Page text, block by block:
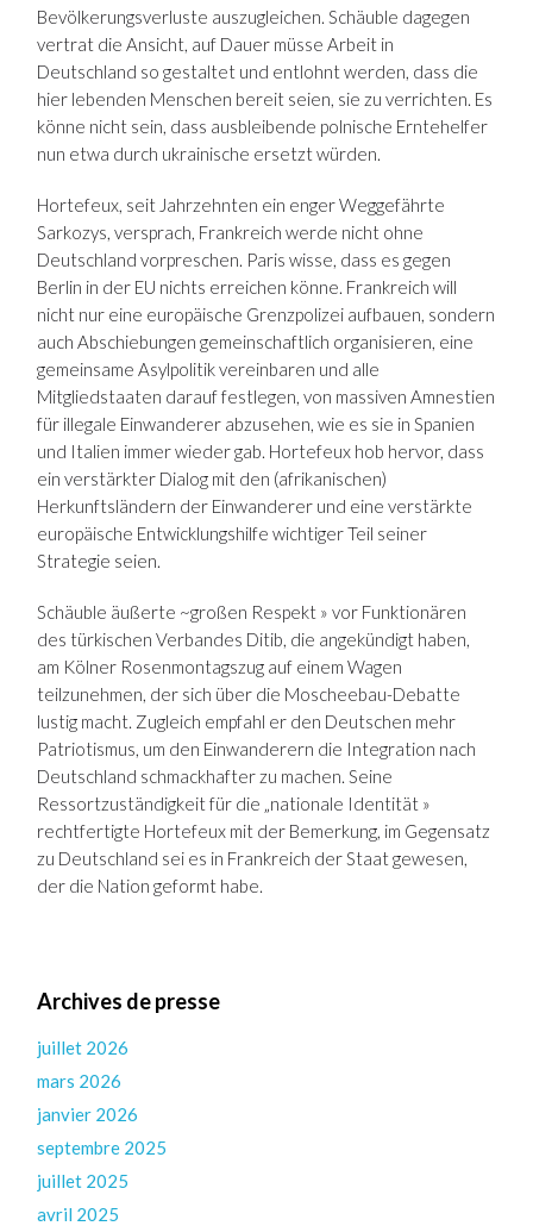
Bevölkerungsverluste auszugleichen. Schäuble dagegen
vertrat die Ansicht, auf Dauer müsse Arbeit in
Deutschland so gestaltet und entlohnt werden, dass die
hier lebenden Menschen bereit seien, sie zu verrichten. Es
könne nicht sein, dass ausbleibende polnische Erntehelfer
nun etwa durch ukrainische ersetzt würden.
Hortefeux, seit Jahrzehnten ein enger Weggefährte
Sarkozys, versprach, Frankreich werde nicht ohne
Deutschland vorpreschen. Paris wisse, dass es gegen
Berlin in der EU nichts erreichen könne. Frankreich will
nicht nur eine europäische Grenzpolizei aufbauen, sondern
auch Abschiebungen gemeinschaftlich organisieren, eine
gemeinsame Asylpolitik vereinbaren und alle
Mitgliedstaaten darauf festlegen, von massiven Amnestien
für illegale Einwanderer abzusehen, wie es sie in Spanien
und Italien immer wieder gab. Hortefeux hob hervor, dass
ein verstärkter Dialog mit den (afrikanischen)
Herkunftsländern der Einwanderer und eine verstärkte
europäische Entwicklungshilfe wichtiger Teil seiner
Strategie seien.
Schäuble äußerte ~großen Respekt » vor Funktionären
des türkischen Verbandes Ditib, die angekündigt haben,
am Kölner Rosenmontagszug auf einem Wagen
teilzunehmen, der sich über die Moscheebau-Debatte
lustig macht. Zugleich empfahl er den Deutschen mehr
Patriotismus, um den Einwanderern die Integration nach
Deutschland schmackhafter zu machen. Seine
Ressortzuständigkeit für die „nationale Identität »
rechtfertigte Hortefeux mit der Bemerkung, im Gegensatz
zu Deutschland sei es in Frankreich der Staat gewesen,
der die Nation geformt habe.
Archives de presse
juillet 2026
mars 2026
janvier 2026
septembre 2025
juillet 2025
avril 2025